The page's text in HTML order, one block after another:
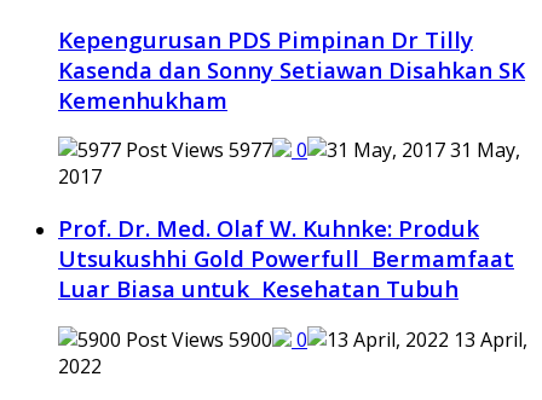
Kepengurusan PDS Pimpinan Dr Tilly
Kasenda dan Sonny Setiawan Disahkan SK
Kemenhukham
5977 0
31 May,
2017
Prof. Dr. Med. Olaf W. Kuhnke: Produk
Utsukushhi Gold Powerfull Bermamfaat
Luar Biasa untuk Kesehatan Tubuh
5900 0
13 April,
2022